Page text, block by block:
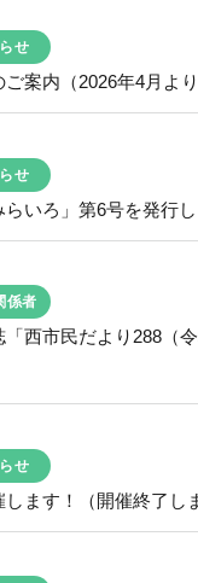
せ
案内（2026年4月より
せ
いろ」第6号を発行
係者
西市民だより288（令
せ
ます！（開催終了し